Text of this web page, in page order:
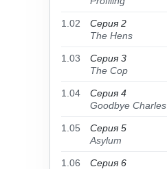
1.02
Серия 2
The Hens
1.03
Серия 3
The Cop
1.04
Серия 4
Goodbye Charles
1.05
Серия 5
Asylum
1.06
Серия 6